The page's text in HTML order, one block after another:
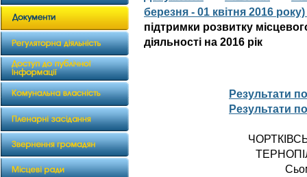
березня - 01 квітня 2016
підтримки розвитку
діяльності на 2016 рік
Результати
Результати